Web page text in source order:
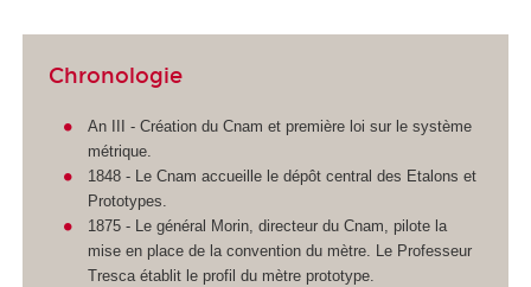
Chronologie
An III - Création du Cnam et première loi sur le système
métrique.
1848 - Le Cnam accueille le dépôt central des Etalons et
Prototypes.
1875 - Le général Morin, directeur du Cnam, pilote la
mise en place de la convention du mètre. Le Professeur
Tresca établit le profil du mètre prototype.